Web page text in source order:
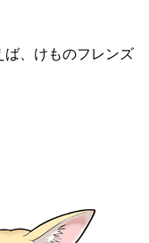
ば、けものフレンズ